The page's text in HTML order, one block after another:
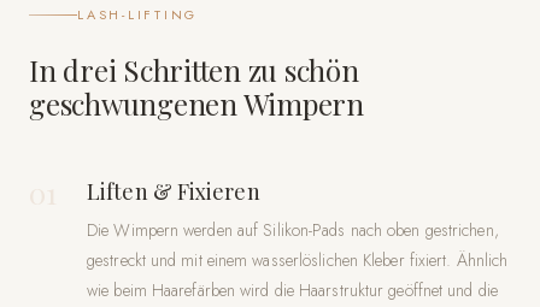
LASH-LIFTING
In drei Schritten zu schön
geschwungenen Wimpern
Liften & Fixieren
Die Wimpern werden auf Silikon-Pads nach oben gestrichen,
gestreckt und mit einem wasserlöslichen Kleber fixiert. Ähnlich
wie beim Haarefärben wird die Haarstruktur geöffnet und die